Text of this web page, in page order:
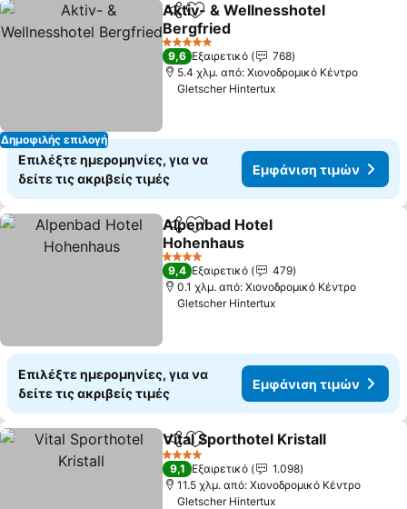
Δημοφιλής επιλογή
Κοινοποίηση
Προσθήκη στα αγαπημένα
Aktiv- & Wellnesshotel
Bergfried
Εμφάνιση τιμών
5 Αστέρια
9,6 Εξαιρετικό
768
5.4 χλμ. από: Χιονοδρομικό Κέντρο
Gletscher Hintertux
Επιλέξτε ημερομηνίες, για να
δείτε τις ακριβείς τιμές
Εμφάνιση τιμών
Κοινοποίηση
Προσθήκη στα αγαπημένα
Alpenbad Hotel
Hohenhaus
Εμφάνιση τιμών
4 Αστέρια
9,4 Εξαιρετικό
479
0.1 χλμ. από: Χιονοδρομικό Κέντρο
Gletscher Hintertux
Επιλέξτε ημερομηνίες, για να
δείτε τις ακριβείς τιμές
Εμφάνιση τιμών
Κοινοποίηση
Προσθήκη στα αγαπημένα
Vital Sporthotel Kristall
4 Αστέρια
9,1 Εξαιρετικό
1.098
11.5 χλμ. από: Χιονοδρομικό Κέντρο
Gletscher Hintertux